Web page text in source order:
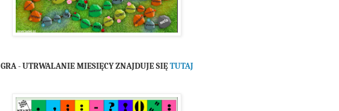
GRA - UTRWALANIE MIESIĘCY ZNAJDUJE SIĘTUTAJ